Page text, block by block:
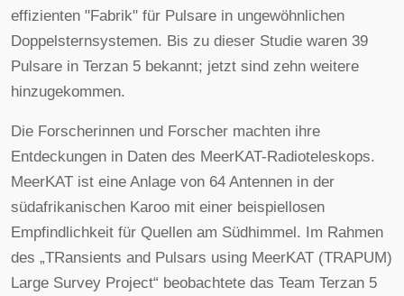
effizienten "Fabrik" für Pulsare in ungewöhnlichen
Doppelsternsystemen. Bis zu dieser Studie waren 39
Pulsare in Terzan 5 bekannt; jetzt sind zehn weitere
hinzugekommen.
Die Forscherinnen und Forscher machten ihre
Entdeckungen in Daten des MeerKAT-Radioteleskops.
MeerKAT ist eine Anlage von 64 Antennen in der
südafrikanischen Karoo mit einer beispiellosen
Empfindlichkeit für Quellen am Südhimmel. Im Rahmen
des „TRansients and Pulsars using MeerKAT (TRAPUM)
Large Survey Project“ beobachtete das Team Terzan 5